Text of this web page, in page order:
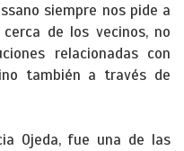
siempre nos pide a
de los vecinos, no
relacionadas con
también a través de
Ojeda, fue una de las